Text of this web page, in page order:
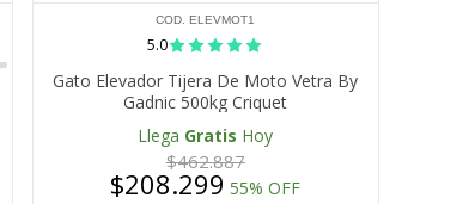
COD. ELEVMOT1
5.0
Gato Elevador Tijera De Moto Vetra By
Gadnic 500kg Criquet
Llega Gratis Hoy
$462.887
$208.299 55% OFF